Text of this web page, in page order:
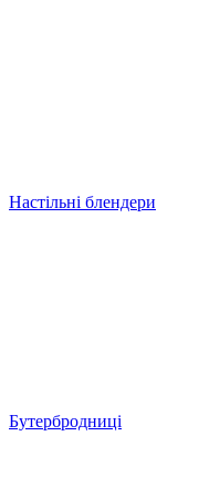
Настільні блендери
Бутербродниці